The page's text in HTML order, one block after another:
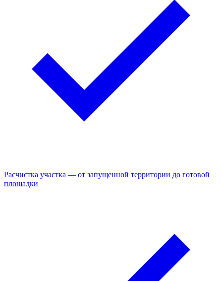
Расчистка участка — от запущенной территории до готовой
площадки